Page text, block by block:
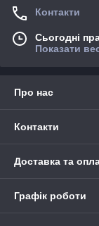
Контакти
Сьогодні
Показати
Про нас
Контакти
Доставка та
Графік роботи